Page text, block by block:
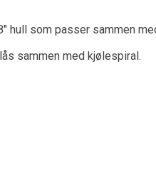
hull som passer sammen
sammen med kjølespiral.